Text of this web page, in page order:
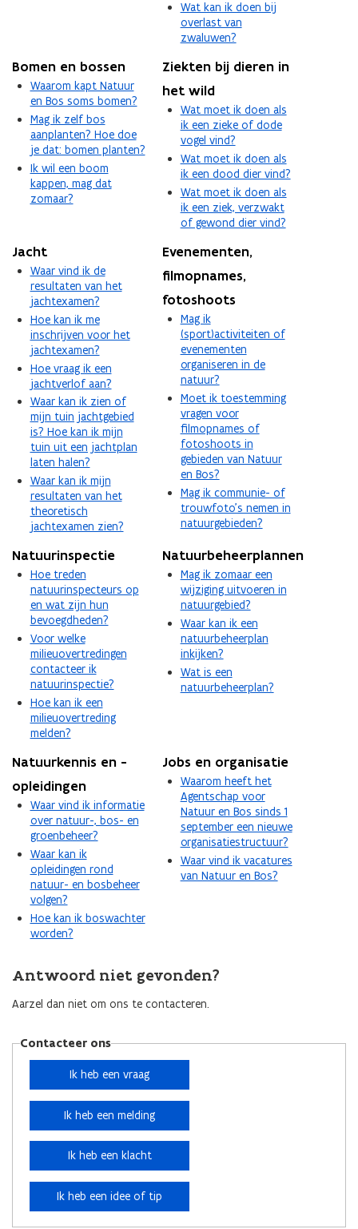
Wat kan ik doen bij
overlast van
zwaluwen?
Bomen en bossen
Waarom kapt Natuur
en Bos soms bomen?
Mag ik zelf bos
aanplanten? Hoe doe
je dat: bomen planten?
Ik wil een boom
kappen, mag dat
zomaar?
Ziekten bij dieren in
het wild
Wat moet ik doen als
ik een zieke of dode
vogel vind?
Wat moet ik doen als
ik een dood dier vind?
Wat moet ik doen als
ik een ziek, verzwakt
of gewond dier vind?
Jacht
Waar vind ik de
resultaten van het
jachtexamen?
Hoe kan ik me
inschrijven voor het
jachtexamen?
Hoe vraag ik een
jachtverlof aan?
Waar kan ik zien of
mijn tuin jachtgebied
is? Hoe kan ik mijn
tuin uit een jachtplan
laten halen?
Waar kan ik mijn
resultaten van het
theoretisch
jachtexamen zien?
Evenementen,
filmopnames,
fotoshoots
Mag ik
(sport)activiteiten of
evenementen
organiseren in de
natuur?
Moet ik toestemming
vragen voor
filmopnames of
fotoshoots in
gebieden van Natuur
en Bos?
Mag ik communie- of
trouwfoto’s nemen in
natuurgebieden?
Natuurinspectie
Hoe treden
natuurinspecteurs op
en wat zijn hun
bevoegdheden?
Voor welke
milieuovertredingen
contacteer ik
natuurinspectie?
Hoe kan ik een
milieuovertreding
melden?
Natuurbeheerplannen
Mag ik zomaar een
wijziging uitvoeren in
natuurgebied?
Waar kan ik een
natuurbeheerplan
inkijken?
Wat is een
natuurbeheerplan?
Natuurkennis en -
opleidingen
Waar vind ik informatie
over natuur-, bos- en
groenbeheer?
Waar kan ik
opleidingen rond
natuur- en bosbeheer
volgen?
Hoe kan ik boswachter
worden?
Jobs en organisatie
Waarom heeft het
Agentschap voor
Natuur en Bos sinds 1
september een nieuwe
organisatiestructuur?
Waar vind ik vacatures
van Natuur en Bos?
Antwoord niet gevonden?
Aarzel dan niet om ons te contacteren.
Contacteer ons
Ik heb een vraag
Ik heb een melding
Ik heb een klacht
Ik heb een idee of tip